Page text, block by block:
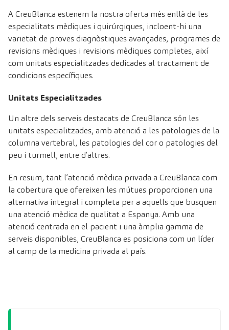
A CreuBlanca estenem la nostra oferta més enllà de les
especialitats mèdiques i quirúrgiques, incloent-hi una
varietat de proves diagnòstiques avançades, programes de
revisions mèdiques i revisions mèdiques completes, així
com unitats especialitzades dedicades al tractament de
condicions específiques.
Unitats Especialitzades
Un altre dels serveis destacats de CreuBlanca són les
unitats especialitzades, amb atenció a les patologies de la
columna vertebral, les patologies del cor o patologies del
peu i turmell, entre d’altres.
En resum, tant l’atenció mèdica privada a CreuBlanca com
la cobertura que ofereixen les mútues proporcionen una
alternativa integral i completa per a aquells que busquen
una atenció mèdica de qualitat a Espanya. Amb una
atenció centrada en el pacient i una àmplia gamma de
serveis disponibles, CreuBlanca es posiciona com un líder
al camp de la medicina privada al país.